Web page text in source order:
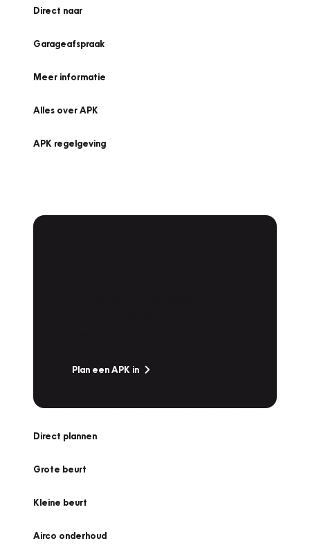
Direct naar
Garageafspraak
Meer informatie
Alles over APK
APK regelgeving
Plan een APK in
Direct plannen
Grote beurt
Kleine beurt
Airco onderhoud